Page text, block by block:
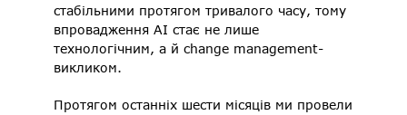
стабільними протягом тривалого часу, тому
впровадження AI стає не лише
технологічним, а й change management-
викликом.
Протягом останніх шести місяців ми провели